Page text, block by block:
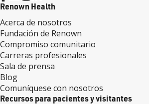
Renown Health
Acerca de nosotros
Fundación de Renown
Compromiso comunitario
Carreras profesionales
Sala de prensa
Blog
Comuníquese con nosotros
Recursos para pacientes y visitantes